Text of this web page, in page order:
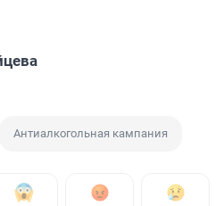
Антиалкогольная кампания